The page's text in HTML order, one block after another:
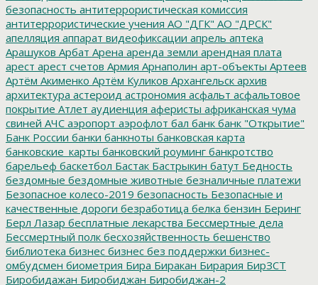
безопасность антитеррористическая комиссия
антитеррористические учения АО "ДГК" АО "ДРСК"
апелляция аппарат видеофиксации апрель аптека
Арашуков Арбат Арена аренда земли арендная плата
арест арест счетов Армия Арнаполин арт-объекты Артеев
Артём Акименко Артём Куликов Архангельск архив
архитектура астероид астрономия асфальт асфальтовое
покрытие Атлет аудиенция аферисты африканская чума
свиней АЧС аэропорт аэрофлот бал банк банк "Открытие"
Банк России банки банкноты банковская карта
банковские_карты банковский роуминг банкротство
барельеф баскетбол Бастак Бастрыкин батут Бедность
бездомные бездомные животные безналичные платежи
Безопасное колесо-2019 безопасность Безопасные и
качественные дороги безработица белка бензин Беринг
Берл Лазар бесплатные лекарства Бессмертные дела
Бессмертный полк бесхозяйственность бешенство
библиотека бизнес бизнес без поддержки бизнес-
омбудсмен биометрия Бира Биракан Бирария БирЗСТ
Биробидажан Биробиджан Биробиджан-2